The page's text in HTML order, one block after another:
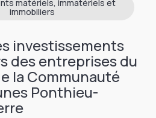
matériels, immatériels et
immobiliers
investissements
des entreprises du
la Communauté
Ponthieu-